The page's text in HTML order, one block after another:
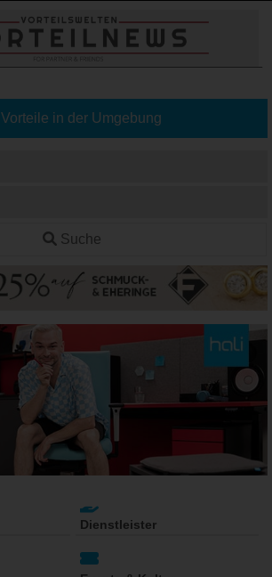
Vorteile in der Umgebung
Suche
Dienstleister